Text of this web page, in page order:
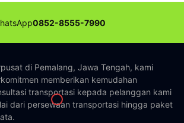
0852-8555-7990
di Pemalang, Jawa Tengah, kami
memberikan kemudahan
transportasi kepada pelanggan kami
dari persewaan transportasi hingga paket